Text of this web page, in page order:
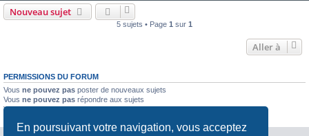
En poursuivant votre navigation, vous acceptez
Nouveau sujet
5 sujets • Page 1 sur 1
Aller à
PERMISSIONS DU FORUM
Vous ne pouvez pas poster de nouveaux sujets
Vous ne pouvez pas répondre aux sujets
Vousne pouvez pasmodifier vos messages